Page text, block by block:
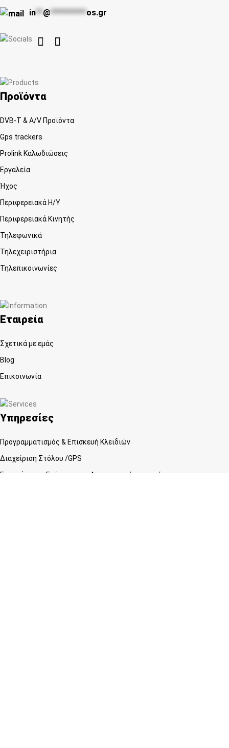
in**@**********os.gr
 
Προϊόντα
DVB-T & A/V Προϊόντα
Gps trackers
Prolink Καλωδιώσεις
Εργαλεία
Ήχος
Περιφερειακά Η/Υ
Περιφερειακά Κινητής
Τηλεφωνικά
Τηλεχειριστήρια
Τηλεπικοινωνίες
Εταιρεία
Σχετικά με εμάς
Blog
Επικοινωνία
Υπηρεσίες
Προγραμματισμός & Επισκευή Κλειδιών
Διαχείριση Στόλου /GPS
Εγκατάσταση Επίγειων και Δορυφορικών κεραιών